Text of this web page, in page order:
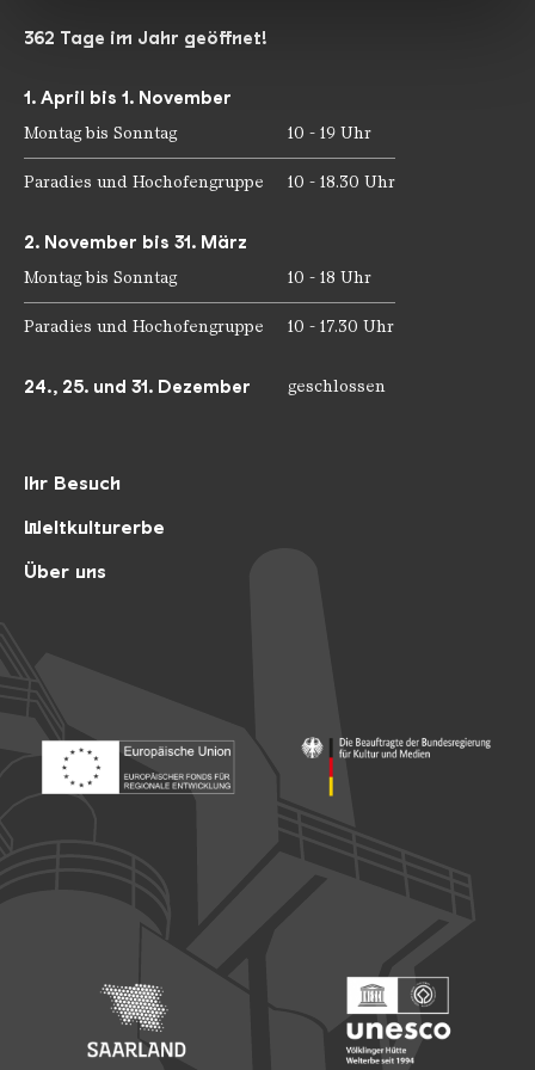
gesammelt haben.
Ihr Besuch
Weltkulturerbe
Über uns
362 Tage im Jahr geöffnet!
1. April bis 1. November
Montag bis Sonntag 10 - 19 Uhr
Paradies und Hochofengruppe 10 - 18.30 Uhr
2. November bis 31. März
Montag bis Sonntag 10 - 18 Uhr
Paradies und Hochofengruppe 10 - 17.30 Uhr
24., 25. und 31. Dezember geschlossen